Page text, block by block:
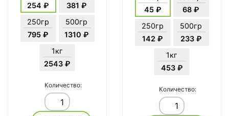
254 ₽
381 ₽
250гр
795 ₽
500гр
1310 ₽
1кг
2543 ₽
Количество:
45 ₽
68 ₽
250гр
142 ₽
500гр
233 ₽
1кг
453 ₽
Количество: